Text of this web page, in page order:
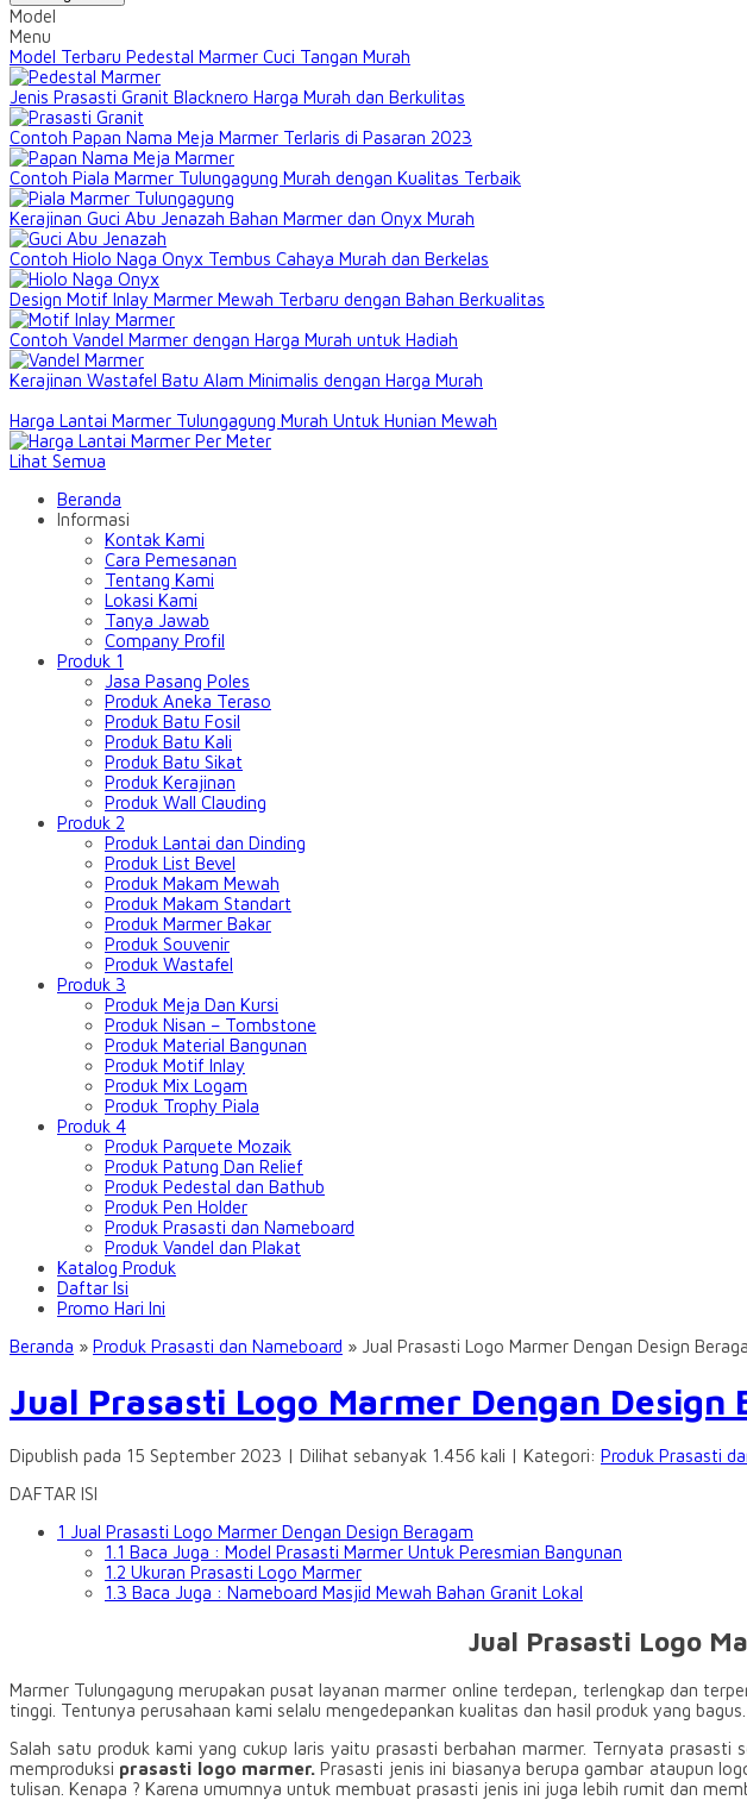
Model
Menu
Model Terbaru Pedestal Marmer Cuci Tangan Murah
Jenis Prasasti Granit Blacknero Harga Murah dan Berkulitas
Contoh Papan Nama Meja Marmer Terlaris di Pasaran 2023
Contoh Piala Marmer Tulungagung Murah dengan Kualitas Terbaik
Kerajinan Guci Abu Jenazah Bahan Marmer dan Onyx Murah
Contoh Hiolo Naga Onyx Tembus Cahaya Murah dan Berkelas
Design Motif Inlay Marmer Mewah Terbaru dengan Bahan Berkualitas
Contoh Vandel Marmer dengan Harga Murah untuk Hadiah
Kerajinan Wastafel Batu Alam Minimalis dengan Harga Murah
Harga Lantai Marmer Tulungagung Murah Untuk Hunian Mewah
Lihat Semua
Beranda
Informasi
Kontak Kami
Cara Pemesanan
Tentang Kami
Lokasi Kami
Tanya Jawab
Company Profil
Produk 1
Jasa Pasang Poles
Produk Aneka Teraso
Produk Batu Fosil
Produk Batu Kali
Produk Batu Sikat
Produk Kerajinan
Produk Wall Clauding
Produk 2
Produk Lantai dan Dinding
Produk List Bevel
Produk Makam Mewah
Produk Makam Standart
Produk Marmer Bakar
Produk Souvenir
Produk Wastafel
Produk 3
Produk Meja Dan Kursi
Produk Nisan – Tombstone
Produk Material Bangunan
Produk Motif Inlay
Produk Mix Logam
Produk Trophy Piala
Produk 4
Produk Parquete Mozaik
Produk Patung Dan Relief
Produk Pedestal dan Bathub
Produk Pen Holder
Produk Prasasti dan Nameboard
Produk Vandel dan Plakat
Katalog Produk
Daftar Isi
Promo Hari Ini
Beranda » Produk Prasasti dan Nameboard » Jual Prasasti Logo Marmer Dengan Design
Jual Prasasti Logo Marmer Dengan Design
Dipublish pada 15 September 2023 | Dilihat sebanyak 1.456 kali | Kategori: Produk Prasasti
DAFTAR ISI
1 Jual Prasasti Logo Marmer Dengan Design Beragam
1.1 Baca Juga : Model Prasasti Marmer Untuk Peresmian Bangunan
1.2 Ukuran Prasasti Logo Marmer
1.3 Baca Juga : Nameboard Masjid Mewah Bahan Granit Lokal
Jual Prasasti Logo
Marmer Tulungagung merupakan pusat layanan marmer online terdepan, terlengkap dan
tinggi. Tentunya perusahaan kami selalu mengedepankan kualitas dan hasil produk yang
Salah satu produk kami yang cukup laris yaitu prasasti berbahan marmer. Ternyata
memproduksi prasasti logo marmer.Prasasti jenis ini biasanya berupa gambar ataupun
tulisan. Kenapa ? Karena umumnya untuk membuat prasasti jenis ini juga lebih rumit dan